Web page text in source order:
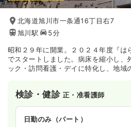
給与 時給1,350円
時間 8:30～17:00（休憩60分）
日曜休み
ブランク可
気になる
北海道旭川市一条通16丁目右7
旭川駅
5分
昭和２９年に開業。２０２４年度『は
でスタートしました。病床を縮小し、
ック・訪問看護・デイに特化し、地域
検診・健診 正・准看護師
日勤のみ（パート）